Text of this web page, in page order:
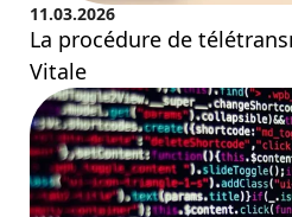
11.03.2026
La procédure de
Vitale